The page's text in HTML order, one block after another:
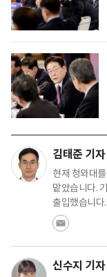
김태준 기자
현재 청와대
맡았습니다.
출입했습니다.
신수지 기자